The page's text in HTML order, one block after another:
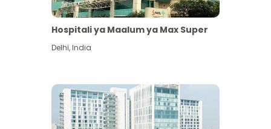
Hospitali ya Maalum ya Max Super
Delhi,India